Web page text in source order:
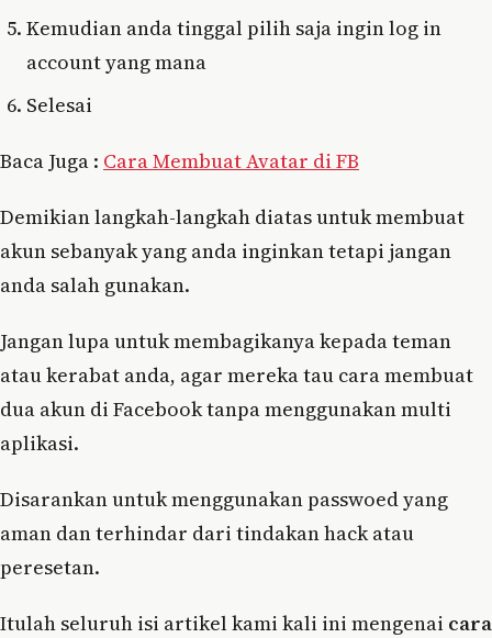
Kemudian anda tinggal pilih saja ingin log in
account yang mana
Selesai
Baca Juga : Cara Membuat Avatar di FB
Demikian langkah-langkah diatas untuk membuat
akun sebanyak yang anda inginkan tetapi jangan
anda salah gunakan.
Jangan lupa untuk membagikanya kepada teman
atau kerabat anda, agar mereka tau cara membuat
dua akun di Facebook tanpa menggunakan multi
aplikasi.
Disarankan untuk menggunakan passwoed yang
aman dan terhindar dari tindakan hack atau
peresetan.
Itulah seluruh isi artikel kami kali ini mengenai cara